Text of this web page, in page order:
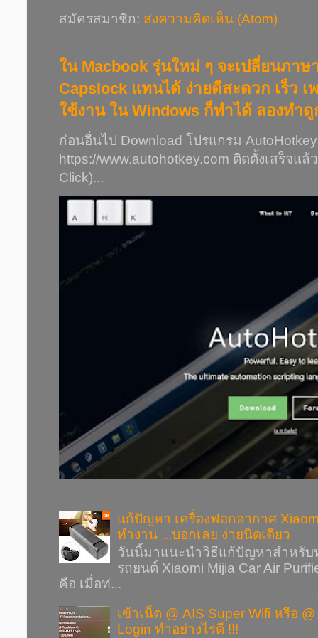
สมัครสมาชิก: ส่งความคิดเห็น (Atom)
ใน Macbook รุ่นใหม่ ๆ จะเปลี่ยนภา
Capslock แทนได้ ง่ายดีสะดวก เร็ว เ
ใช้งาน ใน Windows ก็ทำได้ ลองทำ
ก่อนอื่นไป Download โปรแกรม
https://www.autohotkey.com ติดตั้งเสร็จแ
Click)...
แก้ปัญหา เครื่องฟอกอากาศ
ทำงาน ...บอกเลย ง่ายนิดเดียว
วันนี้มาแนะนำวิธีแก้ปัญหาสำหรับ
รถยนต์ Xiaomi Mijia Car Air
คือ เมื่อท่...
เข้าเน็ต @ AIS Super Wifi หรือ
Login ทำอย่างไรดี !!!